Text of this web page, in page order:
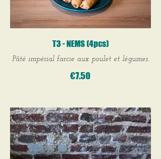
T3 - NEMS (4pcs)
Pâté impérial farcie aux poulet et légumes.
€7.50